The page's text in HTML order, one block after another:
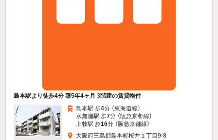
島本駅より徒歩4分 築5年4ヶ月 3階建の賃貸物件
島本駅 歩4分 （東海道線）
水無瀬駅 歩7分 （阪急京都線）
上牧駅 歩16分 （阪急京都線）
大阪府三島郡島本町桜井１丁目9-8